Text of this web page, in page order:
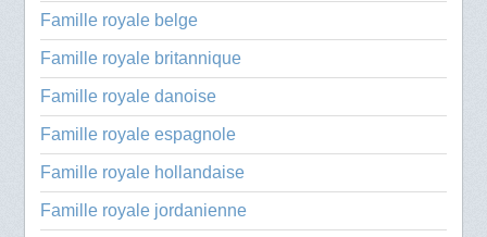
Famille royale belge
Famille royale britannique
Famille royale danoise
Famille royale espagnole
Famille royale hollandaise
Famille royale jordanienne